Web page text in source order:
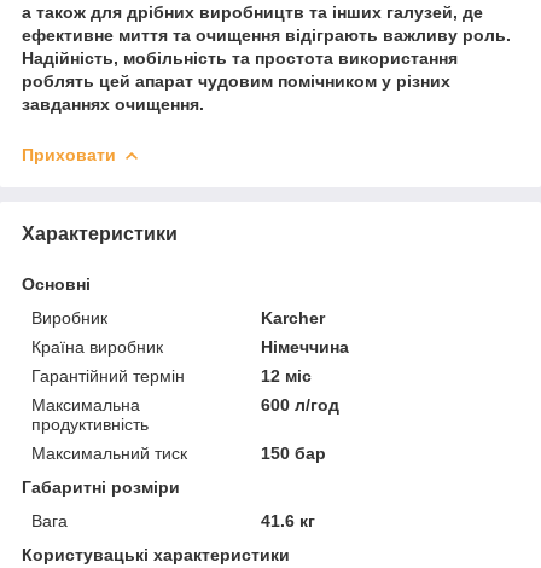
а також для дрібних виробництв та інших галузей, де
ефективне миття та очищення відіграють важливу роль.
Надійність, мобільність та простота використання
роблять цей апарат чудовим помічником у різних
завданнях очищення.
Приховати
Характеристики
Основні
Виробник
Karcher
Країна виробник
Німеччина
Гарантійний термін
12 міс
Максимальна
продуктивність
600 л/год
Максимальний тиск
150 бар
Габаритні розміри
Вага
41.6 кг
Користувацькі характеристики